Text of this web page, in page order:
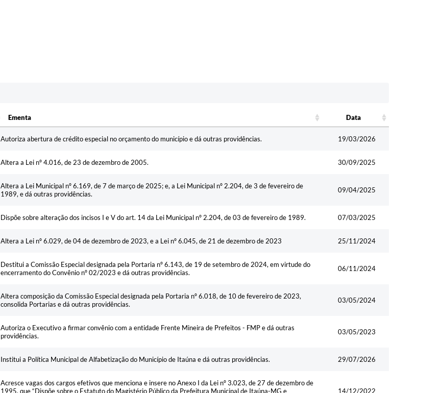
Ementa
Data
Autoriza abertura de crédito especial no orçamento do município e dá outras providências. 19/03/2026
Altera a Lei nº 4.016, de 23 de dezembro de 2005. 30/09/2025
Altera a Lei Municipal nº 6.169, de 7 de março de 2025; e, a Lei Municipal nº 2.204, de 3 de fevereiro de
1989, e dá outras providências.
09/04/2025
Dispõe sobre alteração dos incisos I e V do art. 14 da Lei Municipal nº 2.204, de 03 de fevereiro de 1989. 07/03/2025
Altera a Lei nº 6.029, de 04 de dezembro de 2023, e a Lei nº 6.045, de 21 de dezembro de 2023 25/11/2024
Destitui a Comissão Especial designada pela Portaria nº 6.143, de 19 de setembro de 2024, em virtude do
encerramento do Convênio nº 02/2023 e dá outras providências.
06/11/2024
Altera composição da Comissão Especial designada pela Portaria nº 6.018, de 10 de fevereiro de 2023,
consolida Portarias e dá outras providências.
03/05/2024
Autoriza o Executivo a firmar convênio com a entidade Frente Mineira de Prefeitos - FMP e dá outras
providências.
03/05/2023
Institui a Política Municipal de Alfabetização do Município de Itaúna e dá outras providências. 29/07/2026
Acresce vagas dos cargos efetivos que menciona e insere no Anexo I da Lei nº 3.023, de 27 de dezembro de
1995, que “Dispõe sobre o Estatuto do Magistério Público da Prefeitura Municipal de Itaúna-MG e
14/12/2022